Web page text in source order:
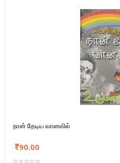
நான் தேடிய வானவில்
90.00